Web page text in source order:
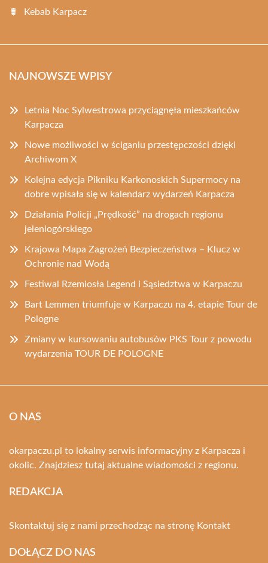
Kebab Karpacz
NAJNOWSZE WPISY
Letnia Noc Sylwestrowa przyciągnęła mieszkańców
Karpacza
Nowe możliwości w ściganiu przestępczości dzięki
Archiwom X
Kolejna edycja Pikniku Karkonoskich Supermocy na
dobre wpisała się w kalendarz wydarzeń Karpacza
Działania Policji „Prędkość” na drogach regionu
jeleniogórskiego
Krajowa Mapa Zagrożeń Bezpieczeństwa – Klucz w
Ochronie nad Wodą
Festiwal Rzemiosła Legend i Sąsiedztwa w Karpaczu
Bart Lemmen triumfuje w Karpaczu na 4. etapie Tour de
Pologne
Zmiany w kursowaniu autobusów PKS Tour z powodu
wydarzenia TOUR DE POLOGNE
O NAS
okarpaczu.pl to lokalny serwis informacyjny z Karpacza i
okolic. Znajdziesz tutaj aktualne wiadomości z regionu.
REDAKCJA
Skontaktuj się z nami przechodząc na stronę Kontakt
DOŁĄCZ DO NAS